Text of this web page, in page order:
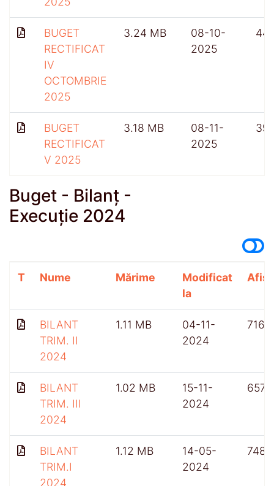
BUGET
RECTIFICAT
IV
OCTOMBRIE
2025
3.24 MB
08-10-
2025
BUGET
RECTIFICAT
V 2025
3.18 MB
08-11-
2025
Buget - Bilanț -
Execuție 2024
T Nume Mărime
Modificat
la
BILANT
TRIM. II
2024
1.11 MB
04-11-
2024
716
BILANT
TRIM. III
2024
1.02 MB
15-11-
2024
657
BILANT
TRIM.I
2024
1.12 MB
14-05-
2024
748